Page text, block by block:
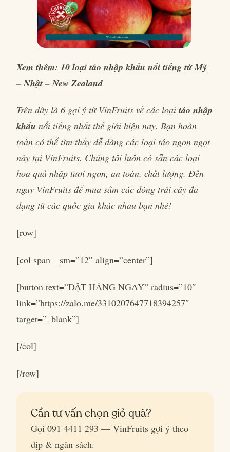
Xem thêm: 10 loại táo nhập khẩu nổi tiếng từ Mỹ
– Nhật – New Zealand
Trên đây là 6 gợi ý từ VinFruits về các loạitáo nhập
khẩu nổi tiếng nhất thế giới hiện nay. Bạn hoàn
toàn có thể tìm thấy dễ dàng các loại táo ngon ngọt
này tại VinFruits. Chúng tôi luôn có sẵn các loại
hoa quả nhập tươi ngon, an toàn, chất lượng. Đến
ngay VinFruits để mua sắm các dòng trái cây đa
dạng từ các quốc gia khác nhau bạn nhé!
[row]
[col span__sm=”12″ align=”center”]
[button text=”ĐẶT HÀNG NGAY” radius=”10″
link=”https://zalo.me/3310207647718394257″
target=”_blank”]
[/col]
[/row]
Cần tư vấn chọn giỏ quà?
Gọi 091 4411 293 — VinFruits gợi ý theo
dịp & ngân sách.